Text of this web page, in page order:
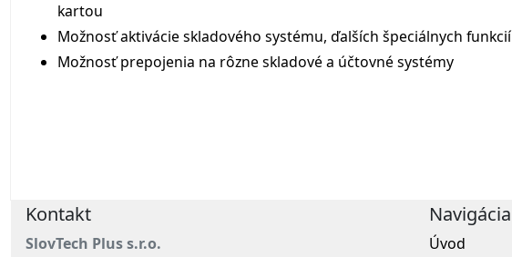
kartou
Možnosť aktivácie skladového systému, ďalších špeciálnych funkcií
Možnosť prepojenia na rôzne skladové a účtovné systémy
Kontakt
SlovTech Plus s.r.o.
Navigácia
Úvod